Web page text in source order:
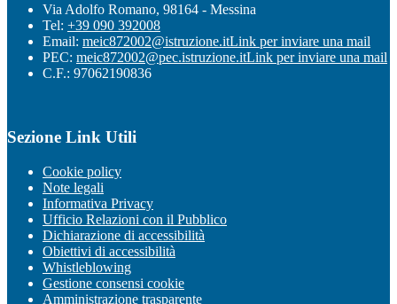
Via Adolfo Romano, 98164 - Messina
Tel: +39 090 392008
Email: meic872002@istruzione.itLink per inviare una mail
PEC: meic872002@pec.istruzione.itLink per inviare una mail
C.F.: 97062190836
Sezione Link Utili
Cookie policy
Note legali
Informativa Privacy
Ufficio Relazioni con il Pubblico
Dichiarazione di accessibilità
Obiettivi di accessibilità
Whistleblowing
Gestione consensi cookie
Amministrazione trasparente